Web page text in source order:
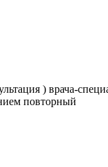
) врача-
повторный